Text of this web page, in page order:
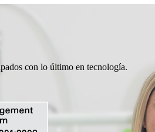
con lo último en tecnología.